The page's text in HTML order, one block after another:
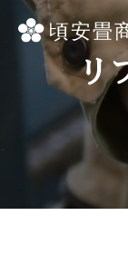
リ